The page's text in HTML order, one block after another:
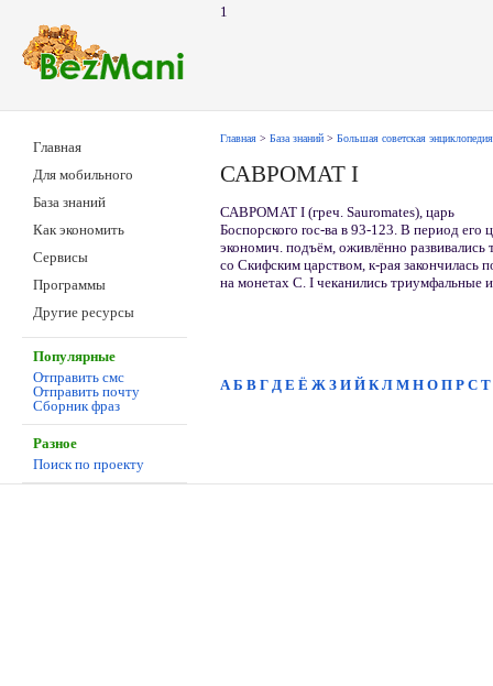
1
Главная
Для мобильного
База знаний
Как экономить
Сервисы
Программы
Другие ресурсы
Популярные
Отправить смс
Отправить почту
Сборник фраз
Разное
Поиск по проекту
Главная > База знаний > Большая советская энциклопедия
САВРОМАТ I
САВРОМАТ I (греч. Sauromates), царь
Боспорского roc-ва в 93-123. В период его
экономич. подъём, оживлённо развивались
со Скифским царством, к-рая закончилась
на монетах С. I чеканились триумфальные
А Б В Г Д Е Ё Ж З И Й К Л М Н О П Р С Т